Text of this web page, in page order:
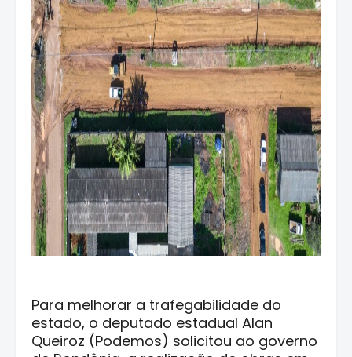
Para melhorar a trafegabilidade do
estado, o deputado estadual Alan
Queiroz (Podemos) solicitou ao governo